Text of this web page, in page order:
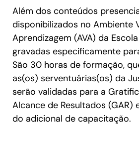
Além dos conteúdos
disponibilizados no Ambiente
Aprendizagem (AVA) da
gravadas especificamente
São 30 horas de formação,
as(os) serventuárias(os) da
serão validadas para a
Alcance de Resultados (GAR)
do adicional de capacitação.